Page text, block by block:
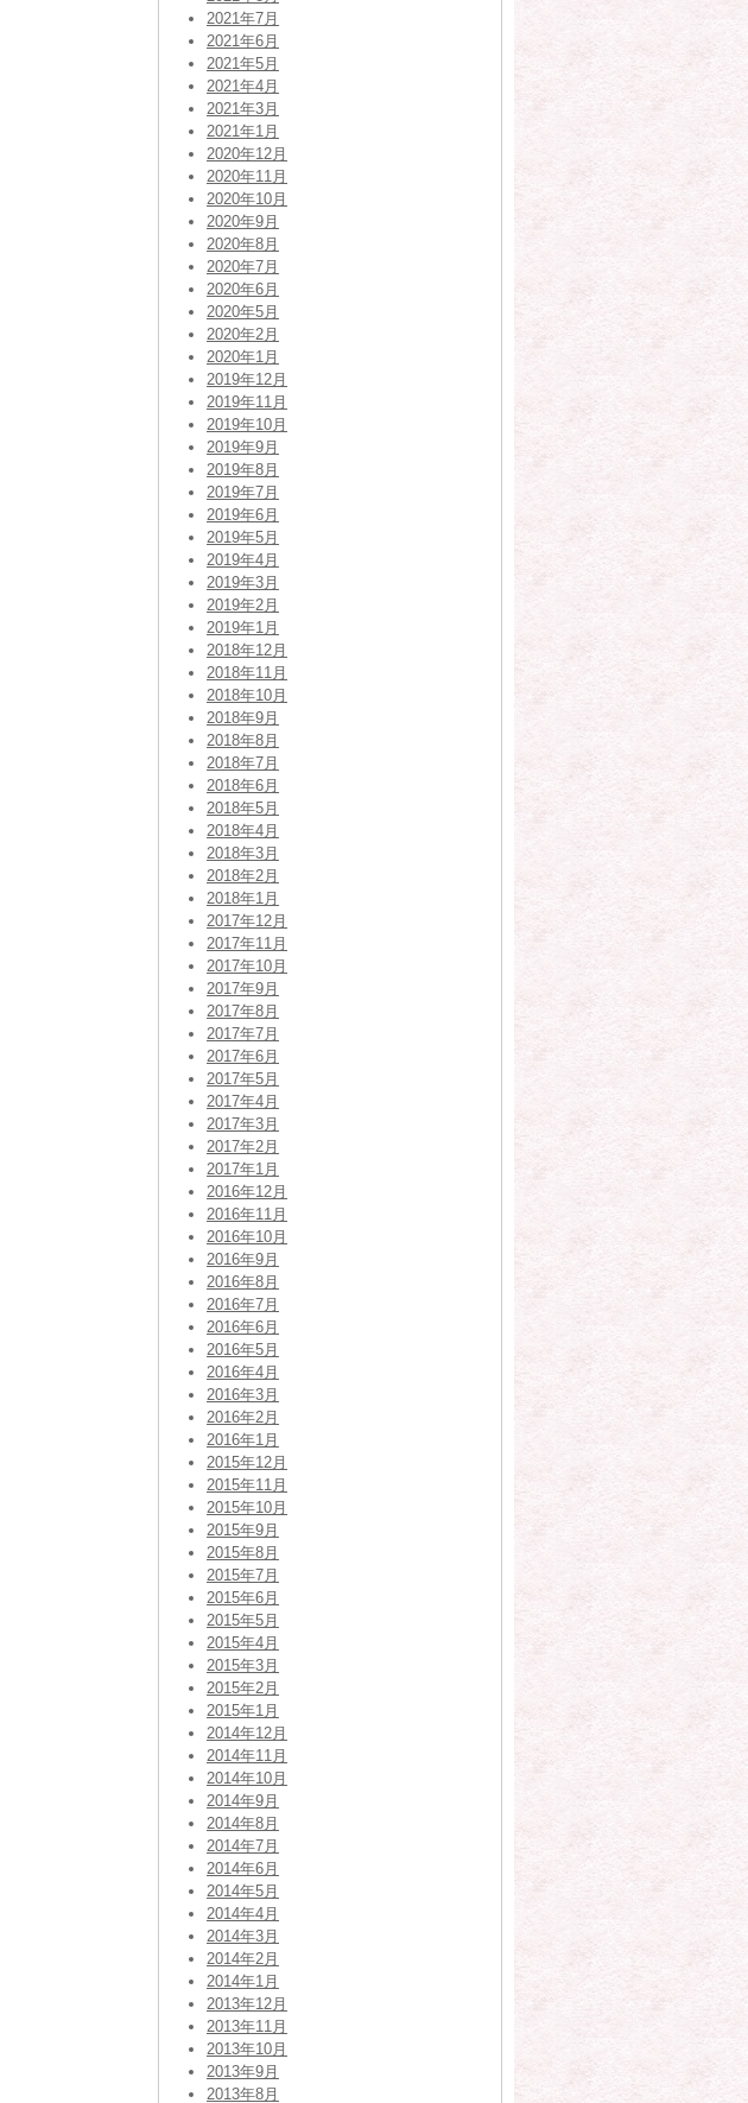
2021年7月
2021年6月
2021年5月
2021年4月
2021年3月
2021年1月
2020年12月
2020年11月
2020年10月
2020年9月
2020年8月
2020年7月
2020年6月
2020年5月
2020年2月
2020年1月
2019年12月
2019年11月
2019年10月
2019年9月
2019年8月
2019年7月
2019年6月
2019年5月
2019年4月
2019年3月
2019年2月
2019年1月
2018年12月
2018年11月
2018年10月
2018年9月
2018年8月
2018年7月
2018年6月
2018年5月
2018年4月
2018年3月
2018年2月
2018年1月
2017年12月
2017年11月
2017年10月
2017年9月
2017年8月
2017年7月
2017年6月
2017年5月
2017年4月
2017年3月
2017年2月
2017年1月
2016年12月
2016年11月
2016年10月
2016年9月
2016年8月
2016年7月
2016年6月
2016年5月
2016年4月
2016年3月
2016年2月
2016年1月
2015年12月
2015年11月
2015年10月
2015年9月
2015年8月
2015年7月
2015年6月
2015年5月
2015年4月
2015年3月
2015年2月
2015年1月
2014年12月
2014年11月
2014年10月
2014年9月
2014年8月
2014年7月
2014年6月
2014年5月
2014年4月
2014年3月
2014年2月
2014年1月
2013年12月
2013年11月
2013年10月
2013年9月
2013年8月